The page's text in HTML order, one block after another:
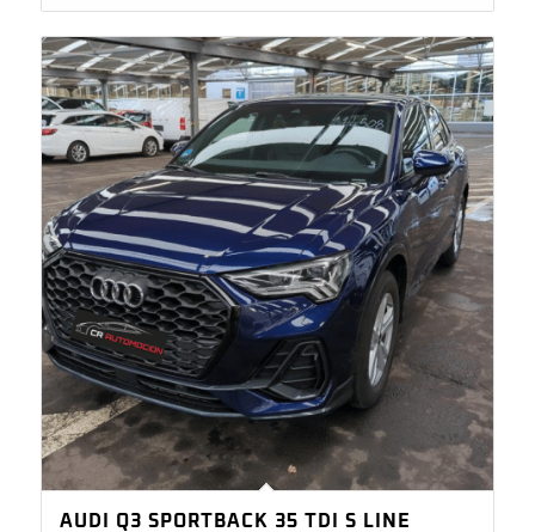
AUDI Q3 SPORTBACK 35 TDI S LINE